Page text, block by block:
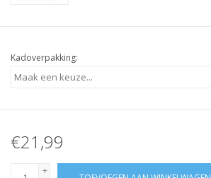
Kadoverpakking:
€21,99
+